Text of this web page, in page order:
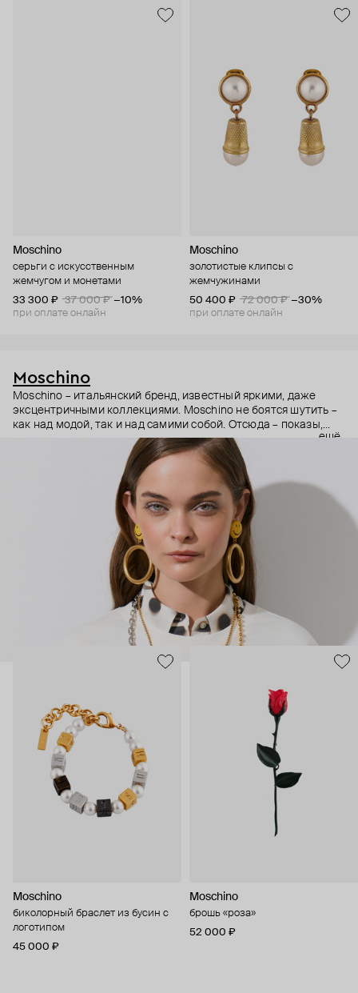
Moschino
серьги с искусственным
жемчугом и монетами
33 300 ₽
37 000 ₽ −10%
при оплате онлайн
Moschino
золотистые клипсы с
жемчужинами
50 400 ₽
72 000 ₽ −30%
при оплате онлайн
Moschino
Moschino – итальянский бренд, известный яркими, даже
эксцентричными коллекциями. Moschino не боятся шутить –
как над модой, так и над самими собой. Отсюда – показы,
мгновенно становящиеся главными событиями, вирусные
выходы селебрити (помните Кэти Перри в платье-люстре на
бале Института костюма Met Gala в 2019 году?) и
коллаборации с самыми неожиданными кандидатами, от
«Улицы Сезам» до The Sims. Украшения бренда –
гипертрофированно праздничные, практически
нарисованные: с кристаллами размером с ладонь и будто бы
расплавленными сердцами.
ещё
Moschino
биколорный браслет из бусин с
логотипом
45 000 ₽
Moschino
брошь «роза»
52 000 ₽